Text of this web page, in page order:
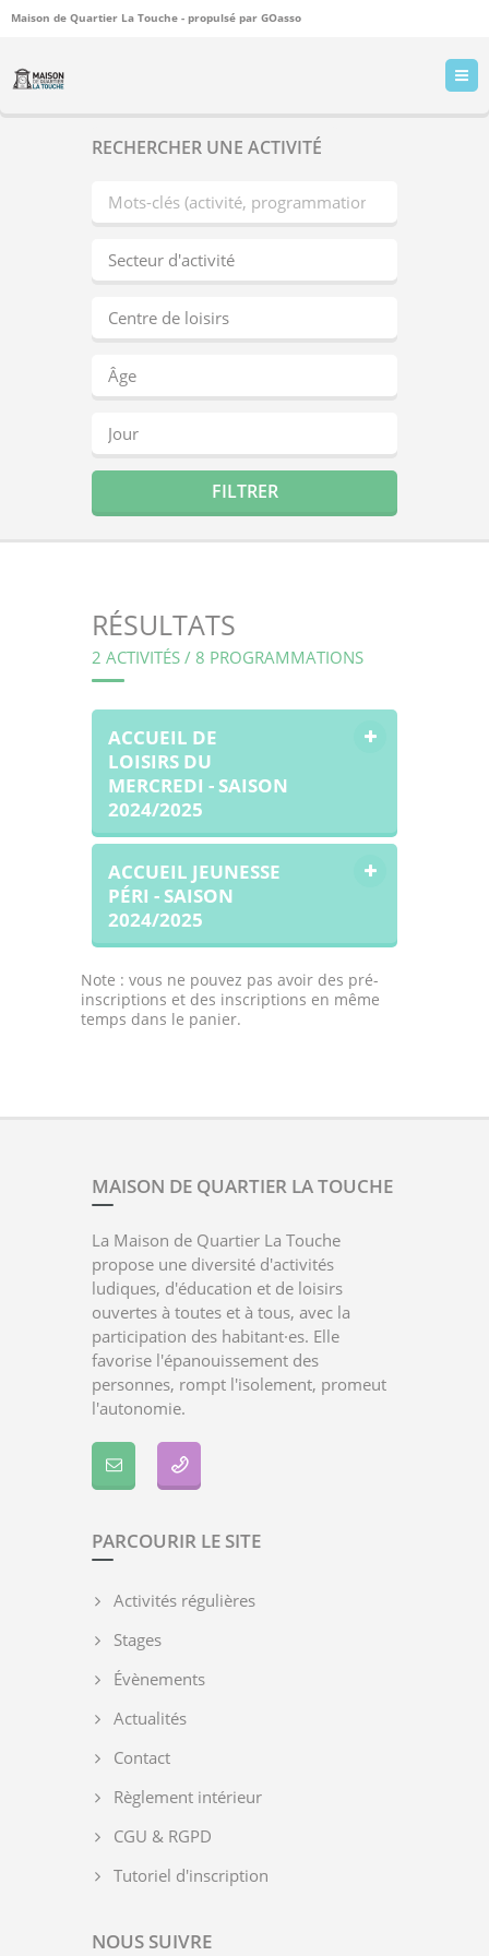
Maison de Quartier La Touche - propulsé par GOasso
RECHERCHER UNE ACTIVITÉ
RÉSULTATS
2 ACTIVITÉS / 8 PROGRAMMATIONS
ACCUEIL DE
LOISIRS DU
MERCREDI - SAISON
2024/2025
ACCUEIL JEUNESSE
PÉRI - SAISON
2024/2025
Note : vous ne pouvez pas avoir des pré-
inscriptions et des inscriptions en même
temps dans le panier.
MAISON DE QUARTIER LA TOUCHE
La Maison de Quartier La Touche
propose une diversité d'activités
ludiques, d'éducation et de loisirs
ouvertes à toutes et à tous, avec la
participation des habitant·es. Elle
favorise l'épanouissement des
personnes, rompt l'isolement, promeut
l'autonomie.
PARCOURIR LE SITE
Activités régulières
Stages
Évènements
Actualités
Contact
Règlement intérieur
CGU & RGPD
Tutoriel d'inscription
NOUS SUIVRE